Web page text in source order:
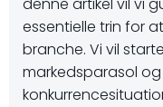
essentielle trin for
branche. Vi vil
markedsparasol